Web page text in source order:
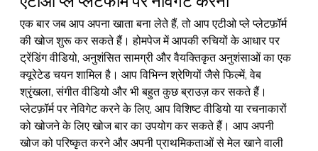
एक बार जब आप अपना खाता बना लेते हैं, तो आप एटीओ प्ले प्लेटफ़ॉर्म
की खोज शुरू कर सकते हैं। होमपेज में आपकी रुचियों के आधार पर
ट्रेंडिंग वीडियो, अनुशंसित सामग्री और वैयक्तिकृत अनुशंसाओं का एक
क्यूरेटेड चयन शामिल है। आप विभिन्न श्रेणियों जैसे फिल्में, वेब
श्रृंखला, संगीत वीडियो और भी बहुत कुछ ब्राउज़ कर सकते हैं।
प्लेटफ़ॉर्म पर नेविगेट करने के लिए, आप विशिष्ट वीडियो या रचनाकारों
को खोजने के लिए खोज बार का उपयोग कर सकते हैं। आप अपनी
खोज को परिष्कृत करने और अपनी प्राथमिकताओं से मेल खाने वाली